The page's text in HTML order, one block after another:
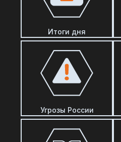
Итоги дня
Угрозы России